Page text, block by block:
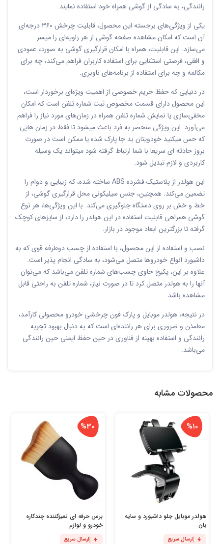
رانندگی، به سادگی از گوشی همراه خود استفاده نمایند.
یکی از ویژگی‌های برجسته این محصول، قابلیت چرخش ۳۶۰ درجه‌ای
آن است که امکان مشاهده صفحه گوشی از هر زاویه‌ای را میسر
می‌سازد. این قابلیت، همراه با امکان قرارگیری گوشی به صورت عمودی
و افقی، فرصتی استثنایی برای استفاده کاربران فراهم می‌کند، چه برای
مکالمه و چه برای استفاده از برنامه‌های ناوبری.
در دنیایی که حفظ حریم خصوصی از اهمیت ویژه‌ای برخوردار است،
این محصول دارای قسمت مخصوص ثبت شماره تلفن است که امکان
مخفی‌سازی یا نمایش شماره تلفن همراه در زمان‌های مورد نیاز را فراهم
می‌آورد. این ویژگی منحصر به فرد باعث میشود تا فقط در زمان هایی
که حس میکنید خودویتان بد جا پارک شده یا ممکن است در صورت
بروز حادثه ای سریعا با شما ارتباط گرفته شود میتواند یک وسیله
کاربردی و لازم تبدیل شود.
این هولدر از پلاستیک فشرده ABS ساخته شده، که زیبایی و دوام را
تضمین می‌کند. همچنین، جنس سیلیکونی محل قرارگیری گوشی، از
خط و خش بر روی دستگاه جلوگیری می‌کند. با این ویژگی‌ها، هر نوع
گوشی همراهی قابلیت استفاده در این هولدر را دارد، از سایز‌های کوچک
گرفته تا بزرگترین ابعاد موجود در بازار.
نصب و استفاده از این محصول، با استفاده از چسب دوطرفه قوی که به
داشبورد انواع خودروها متصل می‌شود، به سادگی انجام پذیر است.
علاوه بر این، پکیج حاوی چسب‌های شماره تلفن می‌باشد که می‌توان
آنها را به هولدر متصل کرد تا در صورت نیاز، شماره تلفن به راحتی قابل
مشاهده باشد.
در نتیجه، هولدر موبایل و پارک فون چرخشی خودرو محصولی کارآمد،
مطمئن و ضروری برای هر راننده‌ای است که به دنبال بهبود تجربه
رانندگی و استفاده بهینه از فناوری در حین حفظ ایمنی حین رانندگی
می‌باشد.
محصولات مشابه
%10
هولدر موبایل جلو داشبورد و سایه
بان
ارسال سریع
%30
برس حرفه ای تمیزکننده چندکاره
خودرو و لوازم
ارسال سریع